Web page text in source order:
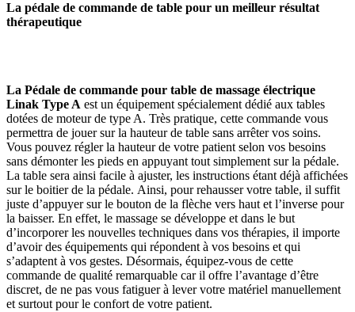
La pédale de commande de table pour un meilleur résultat
thérapeutique
La Pédale de commande pour table de massage électrique
Linak Type A est un équipement spécialement dédié aux tables
dotées de moteur de type A. Très pratique, cette commande vous
permettra de jouer sur la hauteur de table sans arrêter vos soins.
Vous pouvez régler la hauteur de votre patient selon vos besoins
sans démonter les pieds en appuyant tout simplement sur la pédale.
La table sera ainsi facile à ajuster, les instructions étant déjà affichées
sur le boitier de la pédale. Ainsi, pour rehausser votre table, il suffit
juste d’appuyer sur le bouton de la flèche vers haut et l’inverse pour
la baisser. En effet, le massage se développe et dans le but
d’incorporer les nouvelles techniques dans vos thérapies, il importe
d’avoir des équipements qui répondent à vos besoins et qui
s’adaptent à vos gestes. Désormais, équipez-vous de cette
commande de qualité remarquable car il offre l’avantage d’être
discret, de ne pas vous fatiguer à lever votre matériel manuellement
et surtout pour le confort de votre patient.